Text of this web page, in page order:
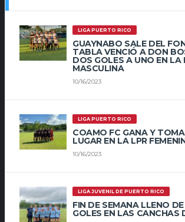
LIGA PUERTO RICO
GUAYNABO SALE DEL
TABLA VENCIÓ A DON
DOS GOLES A UNO EN LA
MASCULINA
10/16/2023
LIGA PUERTO RICO
COAMO FC GANA Y TOMA
LUGAR EN LA LPR
10/16/2023
LIGA JUVENIL DE PUERTO RICO
FIN DE SEMANA LLENO
GOLES EN LAS CANCHAS